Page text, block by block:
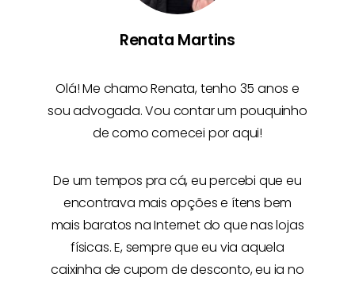
Renata Martins
Olá! Me chamoRenata, tenho 35 anos e
sou advogada. Vou contar um pouquinho
de como comecei por aqui!
De um tempos pra cá, eu percebi que eu
encontrava mais opções e ítens bem
mais baratos na Internetdo que nas lojas
físicas. E, sempre que eu via aquela
caixinha de cupom de desconto, eu ia no